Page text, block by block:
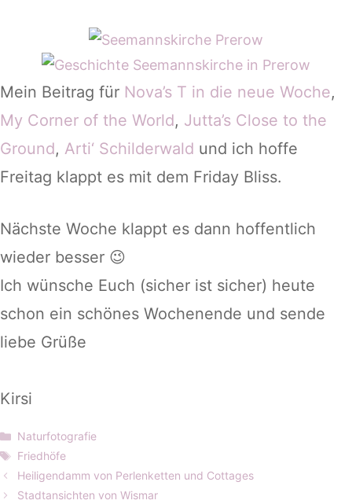
Mein Beitrag für Nova’s T in die neue Woche,
My Corner of the World, Jutta’s Close to the
Ground, Arti‘ Schilderwald und ich hoffe
Freitag klappt es mit dem Friday Bliss.
Nächste Woche klappt es dann hoffentlich
wieder besser 😉
Ich wünsche Euch (sicher ist sicher) heute
schon ein schönes Wochenende und sende
liebe Grüße
Kirsi
Kategorien
Naturfotografie
Schlagwörter
Friedhöfe
Heiligendamm von Perlenketten und Cottages
Stadtansichten von Wismar